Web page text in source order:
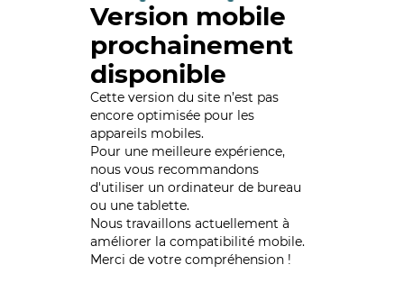
Version mobile
prochainement
disponible
Cette version du site n’est pas
encore optimisée pour les
appareils mobiles.
Pour une meilleure expérience,
nous vous recommandons
d'utiliser un ordinateur de bureau
ou une tablette.
Nous travaillons actuellement à
améliorer la compatibilité mobile.
Merci de votre compréhension !